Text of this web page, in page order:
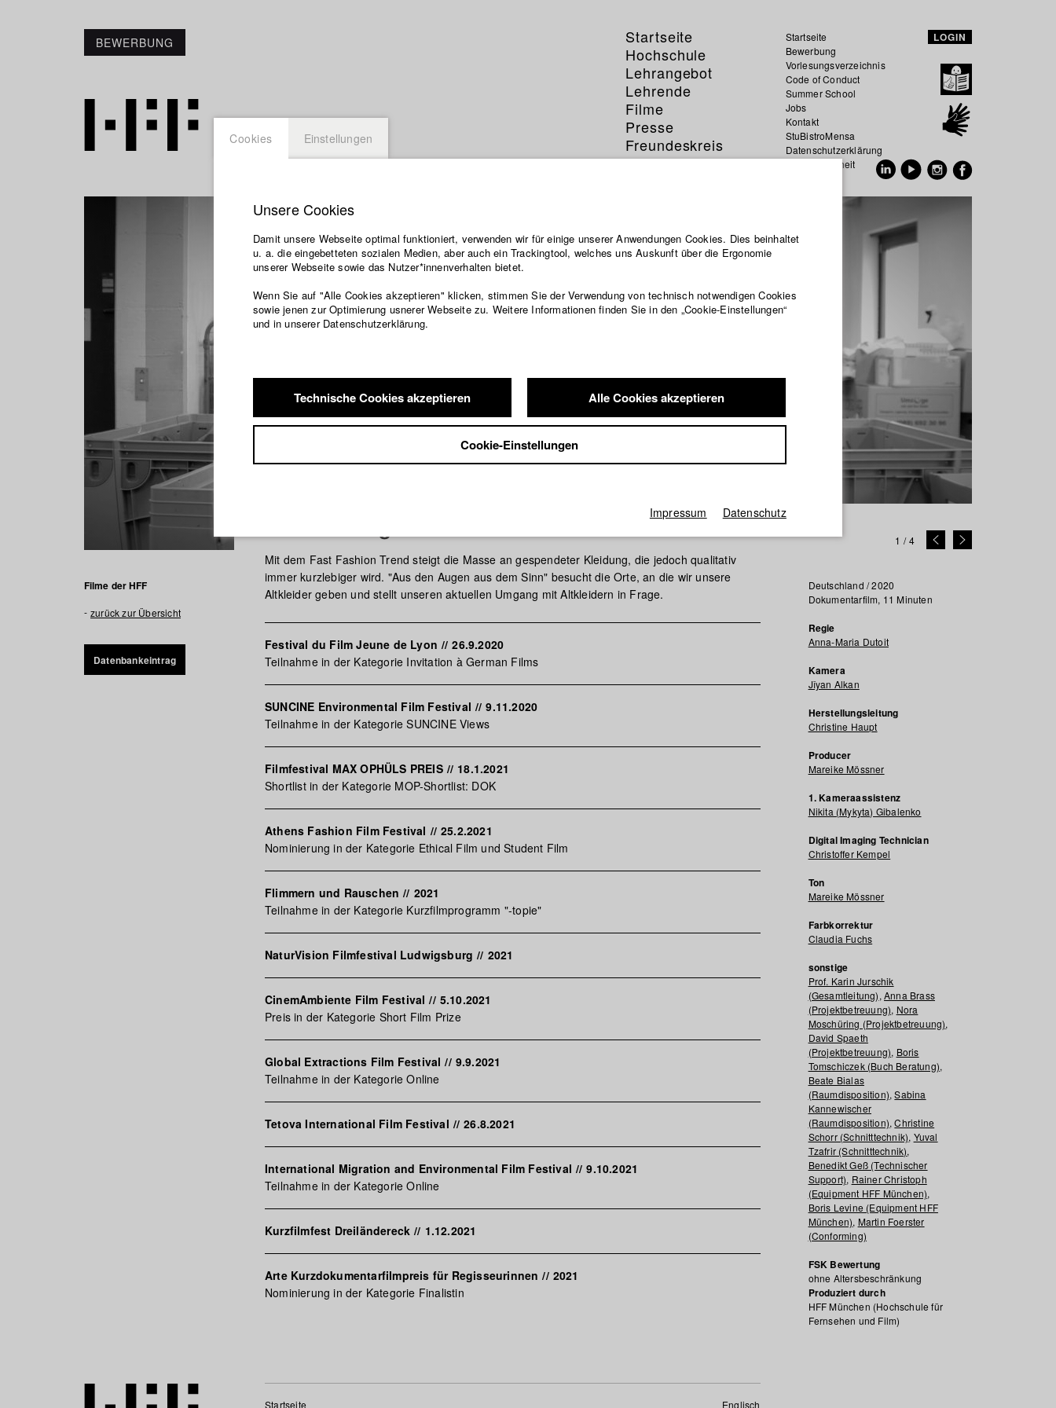
BEWERBUNG
Startseite
Hochschule
Lehrangebot
Lehrende
Filme
Presse
Freundeskreis
Service
Startseite
Bewerbung
Vorlesungsverzeichnis
Code of Conduct
Summer School
Jobs
Kontakt
StuBistroMensa
Datenschutzerklärung
Datensicherheit
LOGIN
1 /4
Filme der HFF
zurück zur Übersicht
Datenbankeintrag
Mit dem Fast Fashion Trend steigt die Masse an gespendeter Kleidung, die jedoch qualitativ
immer kurzlebiger wird. "Aus den Augen aus dem Sinn" besucht die Orte, an die wir unsere
Altkleider geben und stellt unseren aktuellen Umgang mit Altkleidern in Frage.
Festival du Film Jeune de Lyon // 26.9.2020
Teilnahme in der Kategorie Invitation à German Films
SUNCINE Environmental Film Festival // 9.11.2020
Teilnahme in der Kategorie SUNCINE Views
Filmfestival MAX OPHÜLS PREIS // 18.1.2021
Shortlist in der Kategorie MOP-Shortlist: DOK
Athens Fashion Film Festival // 25.2.2021
Nominierung in der Kategorie Ethical Film und Student Film
Flimmern und Rauschen // 2021
Teilnahme in der Kategorie Kurzfilmprogramm "-topie"
NaturVision Filmfestival Ludwigsburg // 2021
CinemAmbiente Film Festival // 5.10.2021
Preis in der Kategorie Short Film Prize
Global Extractions Film Festival // 9.9.2021
Teilnahme in der Kategorie Online
Tetova International Film Festival // 26.8.2021
International Migration and Environmental Film Festival // 9.10.2021
Teilnahme in der Kategorie Online
Kurzfilmfest Dreiländereck // 1.12.2021
Arte Kurzdokumentarfilmpreis für Regisseurinnen // 2021
Nominierung in der Kategorie Finalistin
Deutschland / 2020
Dokumentarfilm, 11 Minuten
Regie
Anna-Maria Dutoit
Kamera
Jîyan Alkan
Herstellungsleitung
Christine Haupt
Producer
Mareike Mössner
1. Kameraassistenz
Nikita (Mykyta) Gibalenko
Digital Imaging Technician
Christoffer Kempel
Ton
Mareike Mössner
Farbkorrektur
Claudia Fuchs
sonstige
Prof. Karin Jurschik
(Gesamtleitung), Anna Brass
(Projektbetreuung), Nora
Moschüring (Projektbetreuung),
David Spaeth
(Projektbetreuung), Boris
Tomschiczek (Buch Beratung),
Beate Bialas
(Raumdisposition),Sabina
Kannewischer
(Raumdisposition),Christine
Schorr (Schnitttechnik), Yuval
Tzafrir (Schnitttechnik),
Benedikt Geß (Technischer
Support), Rainer Christoph
(Equipment HFF München),
Boris Levine (Equipment HFF
München), Martin Foerster
(Conforming)
FSK Bewertung
ohne Altersbeschränkung
Produziert durch
HFF München (Hochschule für
Fernsehen und Film)
Englisch
Startseite
Cookies Einstellungen
Unsere Cookies
Damit unsere Webseite optimal funktioniert, verwenden wir für einige unserer Anwendungen Cookies. Dies beinhaltet
u. a. die eingebetteten sozialen Medien, aber auch ein Trackingtool, welches uns Auskunft über die Ergonomie
unserer Webseite sowie das Nutzer*innenverhalten bietet.
Wenn Sie auf "Alle Cookies akzeptieren" klicken, stimmen Sie der Verwendung von technisch notwendigen Cookies
sowie jenen zur Optimierung usnerer Webseite zu. Weitere Informationen finden Sie in den „Cookie-Einstellungen“
und in unserer Datenschutzerklärung.
Technische Cookies akzeptieren Alle Cookies akzeptieren
Cookie-Einstellungen
Impressum Datenschutz